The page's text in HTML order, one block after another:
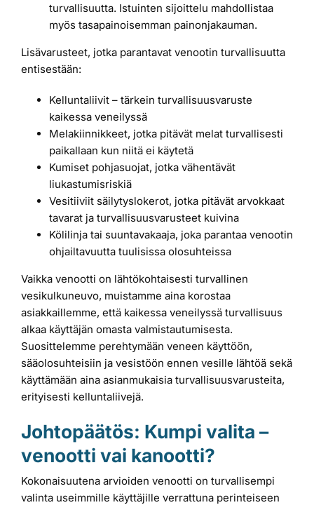
turvallisuutta. Istuinten sijoittelu mahdollistaa
myös tasapainoisemman painonjakauman.
Lisävarusteet, jotka parantavat venootin turvallisuutta
entisestään:
Kelluntaliivit – tärkein turvallisuusvaruste
kaikessa veneilyssä
Melakiinnikkeet, jotka pitävät melat turvallisesti
paikallaan kun niitä ei käytetä
Kumiset pohjasuojat, jotka vähentävät
liukastumisriskiä
Vesitiiviit säilytyslokerot, jotka pitävät arvokkaat
tavarat ja turvallisuusvarusteet kuivina
Kölilinja tai suuntavakaaja, joka parantaa venootin
ohjailtavuutta tuulisissa olosuhteissa
Vaikka venootti on lähtökohtaisesti turvallinen
vesikulkuneuvo, muistamme aina korostaa
asiakkaillemme, että kaikessa veneilyssä turvallisuus
alkaa käyttäjän omasta valmistautumisesta.
Suosittelemme perehtymään veneen käyttöön,
sääolosuhteisiin ja vesistöön ennen vesille lähtöä sekä
käyttämään aina asianmukaisia turvallisuusvarusteita,
erityisesti kelluntaliivejä.
Johtopäätös: Kumpi valita –
venootti vai kanootti?
Kokonaisuutena arvioiden venootti on turvallisempi
valinta useimmille käyttäjille verrattuna perinteiseen